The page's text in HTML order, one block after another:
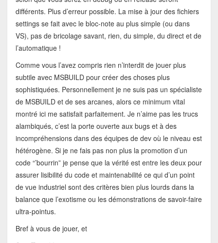
différents. Plus d’erreur possible. La mise à jour des fichiers
settings se fait avec le bloc-note au plus simple (ou dans
VS), pas de bricolage savant, rien, du simple, du direct et de
l’automatique !
Comme vous l’avez compris rien n’interdit de jouer plus
subtile avec MSBUILD pour créer des choses plus
sophistiquées. Personnellement je ne suis pas un spécialiste
de MSBUILD et de ses arcanes, alors ce minimum vital
montré ici me satisfait parfaitement. Je n’aime pas les trucs
alambiqués, c’est la porte ouverte aux bugs et à des
incompréhensions dans des équipes de dev où le niveau est
hétérogène. Si je ne fais pas non plus la promotion d’un
code “’bourrin” je pense que la vérité est entre les deux pour
assurer lisibilité du code et maintenabilité ce qui d’un point
de vue industriel sont des critères bien plus lourds dans la
balance que l’exotisme ou les démonstrations de savoir-faire
ultra-pointus.
Bref à vous de jouer, et